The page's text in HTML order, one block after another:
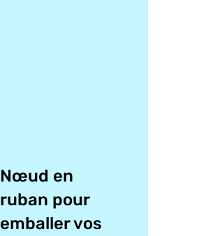
Nœud en
ruban pour
emballer vos